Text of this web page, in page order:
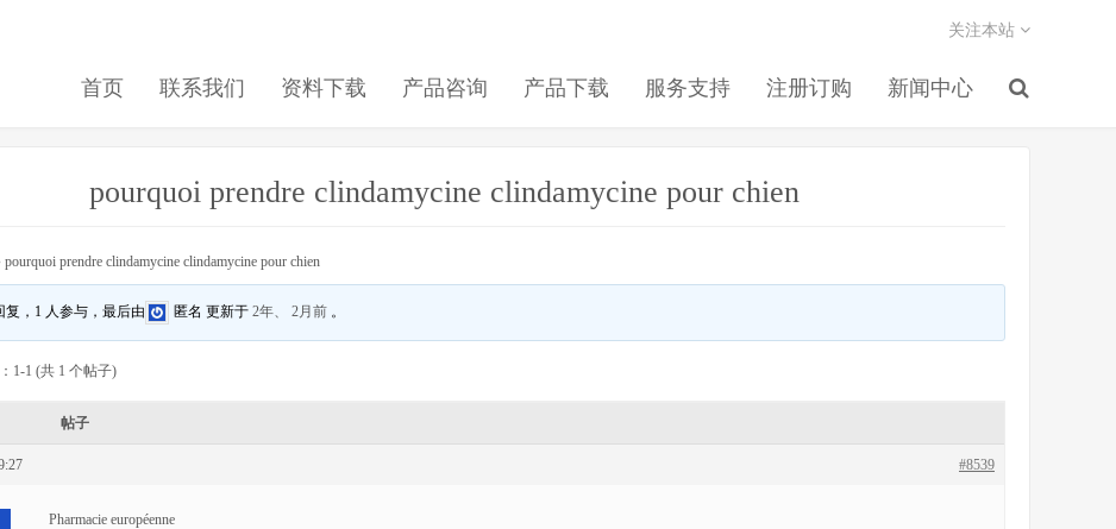
首页 联系我们 资料下载 产品咨询 产品下载 服务支持 注册订购 新闻中心
关注本站
pourquoi prendre clindamycine clindamycine pour chien
pourquoi prendre clindamycine clindamycine pour chien
复，1 人参与，最后由 匿名 更新于2年、 2月前 。
1-1 (共 1 个帖子)
帖子
#8539
Pharmacie européenne